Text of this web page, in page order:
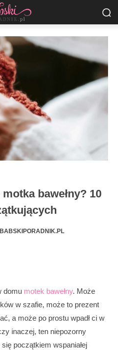
bawełny? 10
domu motek bawełny. Może
w szafie, może to prezent
a może po prostu wpadł ci w
inaczej, ten niepozorny
początkiem wspaniałej